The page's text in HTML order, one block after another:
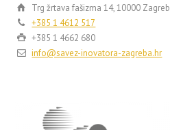
Trg žrtava fašizma 14, 10000 Zagreb
+385 1 4612 517
+385 1 4662 680
info@savez-inovatora-zagreba.hr